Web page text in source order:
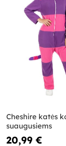
Cheshire katės
suaugusiems
20,99 €